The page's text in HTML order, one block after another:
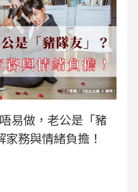
易做，老公是「豬
務與情緒負擔！